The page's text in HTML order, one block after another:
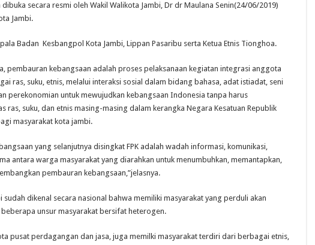
secara resmi oleh Wakil Walikota Jambi, Dr dr Maulana Senin(24/06/2019)
Jambi.
Badan Kesbangpol Kota Jambi, Lippan Pasaribu serta Ketua Etnis Tionghoa.
pembauran kebangsaan adalah proses pelaksanaan kegiatan integrasi anggota
ras, suku, etnis, melalui interaksi sosial dalam bidang bahasa, adat istiadat, seni
perekonomian untuk mewujudkan kebangsaan Indonesia tanpa harus
ras, suku, dan etnis masing-masing dalam kerangka Negara Kesatuan Republik
masyarakat kota jambi.
yang selanjutnya disingkat FPK adalah wadah informasi, komunikasi,
antara warga masyarakat yang diarahkan untuk menumbuhkan, memantapkan,
pembauran kebangsaan,”jelasnya.
sudah dikenal secara nasional bahwa memiliki masyarakat yang perduli akan
beberapa unsur masyarakat bersifat heterogen.
pusat perdagangan dan jasa, juga memilki masyarakat terdiri dari berbagai etnis,